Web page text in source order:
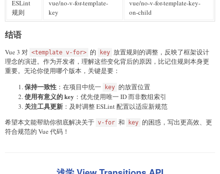
ESLint
规则
vue/no-v-for-template-
key
vue/no-v-for-template-key-
on-child
结语
Vue 3 对 <template v-for> 的 key 放置规则的调整，反映了框架设计
理念的演进。作为开发者，理解这些变化背后的原因，比记住规则本身更
重要。无论你使用哪个版本，关键是要：
保持一致性 ：在项目中统一 key 的放置位置
使用有意义的 key ：优先使用唯一 ID 而非数组索引
关注工具更新 ：及时调整 ESLint 配置以适应新规范
希望本文能帮助你彻底解决关于 v-for 和 key 的困惑，写出更高效、更
符合规范的 Vue 代码！